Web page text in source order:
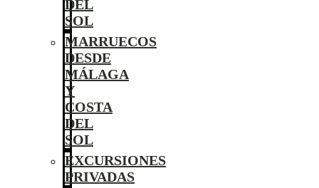
DEL
SOL
MARRUECOS
DESDE
MÁLAGA
Y
COSTA
DEL
SOL
EXCURSIONES
PRIVADAS